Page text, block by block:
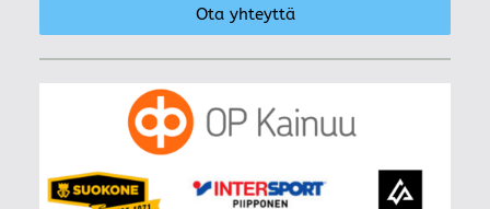
Ota yhteyttä